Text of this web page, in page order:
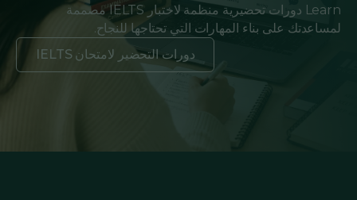
Learn دورات تحضيرية منظمة لاختبار IELTS مصممة
لمساعدتك على بناء المهارات التي تحتاجها للنجاح.
دورات التحضير لامتحان IELTS